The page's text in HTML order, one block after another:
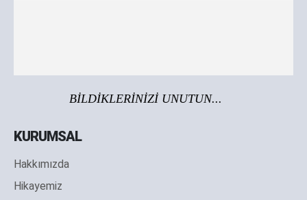
BİLDİKLERİNİZİ UNUTUN...
KURUMSAL
Hakkımızda
Hikayemiz